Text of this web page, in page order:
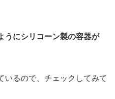
うにシリコーン製の容器が
いるので、チェックしてみて